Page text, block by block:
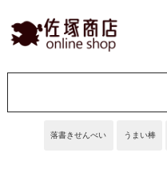
落書きせんべい うまい棒